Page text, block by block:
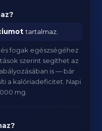
tartalmaz.
fogak egészségéhez
szerint segíthet az
is — bár
a kalóriadeficitet. Napi
mg.